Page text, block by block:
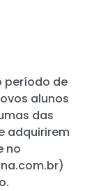
período de
alunos
das
adquirirem
no